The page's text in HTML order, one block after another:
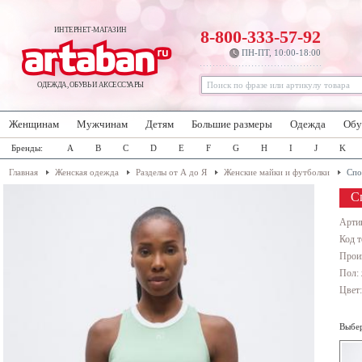
ИНТЕРНЕТ-МАГАЗИН
ОДЕЖДА, ОБУВЬ И АКСЕССУАРЫ
8-800-333-57-92
ПН-ПТ, 10:00-18:00
Женщинам Мужчинам Детям Большие размеры Одежда
Бренды: A B C D E F G H I J K
Главная Женская одежда Разделы от А до Я Женские майки и футболки
Код
Пол: